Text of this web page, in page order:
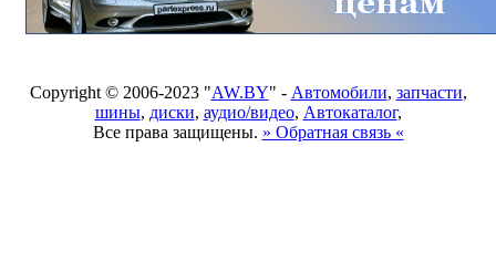
Copyright © 2006-2023 "AW.BY" - Автомобили, запчасти,
шины, диски, аудио/видео, Автокаталог,
Все права защищены. » Обратная связь «